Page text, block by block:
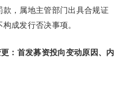
，属地主管部门出具合规证
成发行否决事项。
：首发募资投向变动原因、内